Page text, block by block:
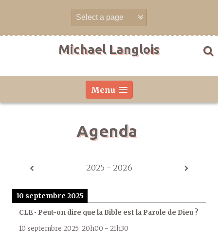
Michael Langlois
Menu
Agenda
2025 - 2026
10 septembre 2025
CLE • Peut-on dire que la Bible est la Parole de Dieu ?
10 septembre 2025 20h00 - 21h30